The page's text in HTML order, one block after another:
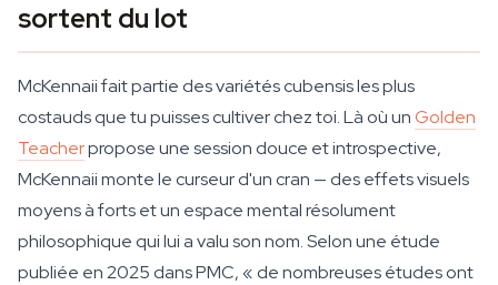
sortent du lot
McKennaii fait partie des variétés cubensis les plus
costauds que tu puisses cultiver chez toi. Là où unGolden
Teacherpropose une session douce et introspective,
McKennaii monte le curseur d'un cran — des effets visuels
moyens à forts et un espace mental résolument
philosophique qui lui a valu son nom. Selon une étude
publiée en 2025 dans PMC, « de nombreuses études ont